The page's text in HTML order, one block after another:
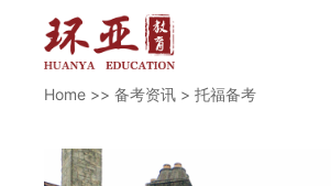
Home >> 备考资讯 > 托福备考